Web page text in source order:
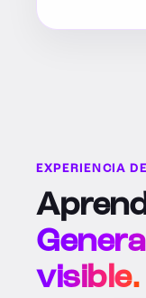
EXPERIENCIA
visible.